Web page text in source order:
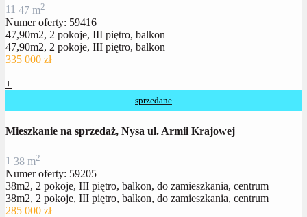
11 47 m2
Numer oferty: 59416
47,90m2, 2 pokoje, III piętro, balkon
47,90m2, 2 pokoje, III piętro, balkon
335 000 zł
+
sprzedane
Mieszkanie na sprzedaż, Nysa ul. Armii Krajowej
1 38 m2
Numer oferty: 59205
38m2, 2 pokoje, III piętro, balkon, do zamieszkania, centrum
38m2, 2 pokoje, III piętro, balkon, do zamieszkania, centrum
285 000 zł